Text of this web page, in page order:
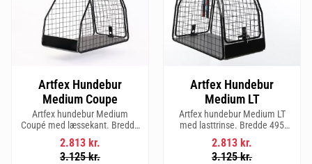
Artfex Hundebur
Medium Coupe
Artfex hundebur Medium
Coupé med læssekant. Bredde
495 mm, højde 675 mm, dybde
830 mm og vægt 15,8 kg.
2.813 kr.
3.125kr.
Artfex Hundebur
Medium LT
Artfex hundebur Medium LT
med lasttrinse. Bredde 495
mm, Højde 675 mm, Dybde 830
mm og vægt 17 kg.
2.813 kr.
3.125kr.